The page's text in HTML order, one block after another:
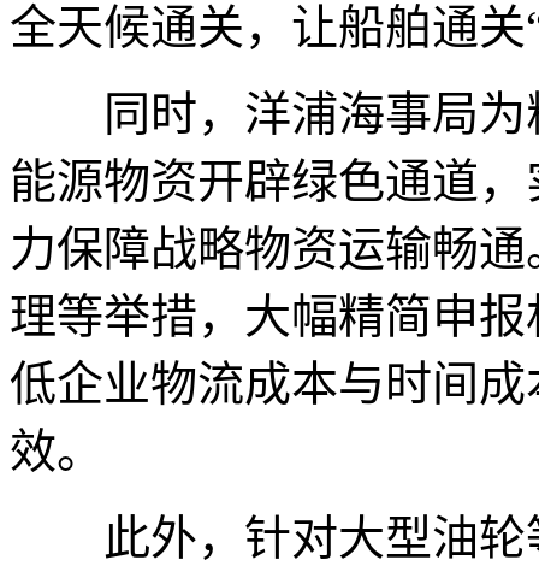
全天候通关，让船舶通
同时，洋浦海事局为
能源物资开辟绿色通道
力保障战略物资运输畅
理等举措，大幅精简申
低企业物流成本与时间
效。
此外，针对大型油轮